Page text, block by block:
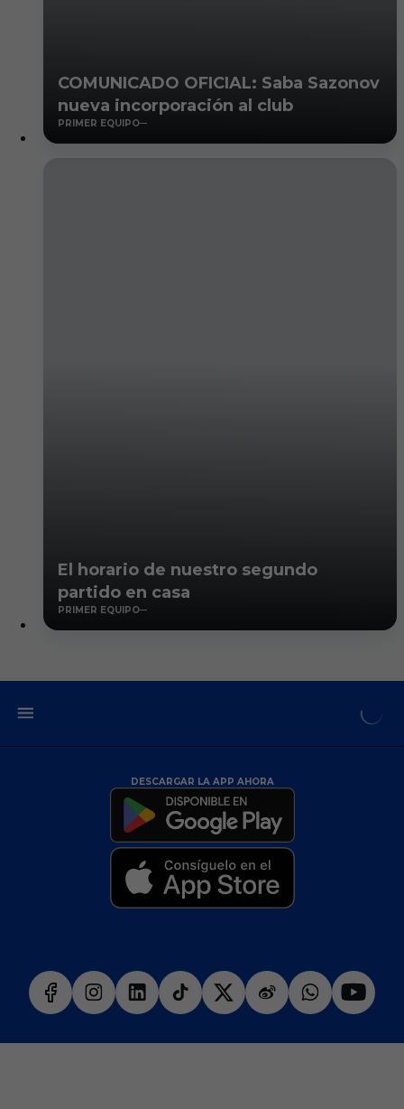
COMUNICADO OFICIAL: Saba Sazonov
nueva incorporación al club
PRIMER EQUIPO
El horario de nuestro segundo
partido en casa
PRIMER EQUIPO
DESCARGAR LA APP AHORA